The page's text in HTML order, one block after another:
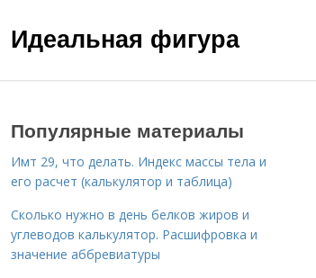
Идеальная фигура
Популярные материалы
Имт 29, что делать. Индекс массы тела и
его расчет (калькулятор и таблица)
Сколько нужно в день белков жиров и
углеводов калькулятор. Расшифровка и
значение аббревиатуры